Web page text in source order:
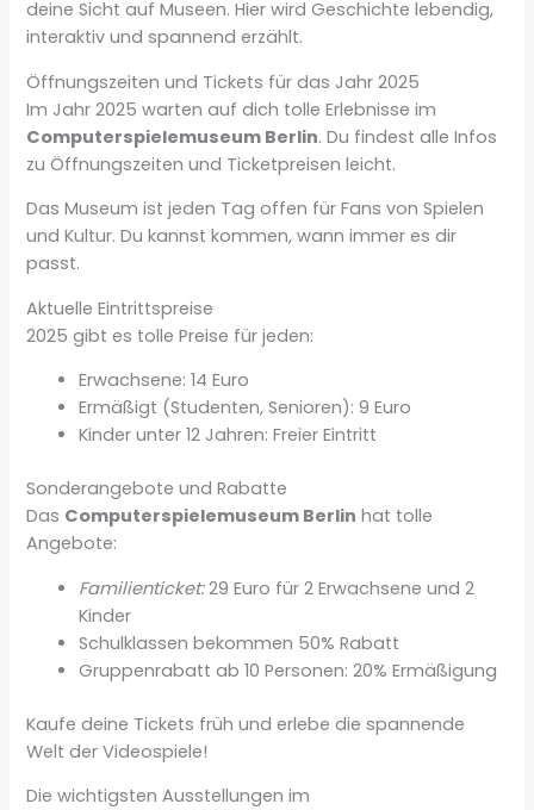
deine Sicht auf Museen. Hier wird Geschichte lebendig,
interaktiv und spannend erzählt.
Öffnungszeiten und Tickets für das Jahr 2025
Im Jahr 2025 warten auf dich tolle Erlebnisse im
Computerspielemuseum Berlin. Du findest alle Infos
zu Öffnungszeiten und Ticketpreisen leicht.
Das Museum ist jeden Tag offen für Fans von Spielen
und Kultur. Du kannst kommen, wann immer es dir
passt.
Aktuelle Eintrittspreise
2025 gibt es tolle Preise für jeden:
Erwachsene: 14 Euro
Ermäßigt (Studenten, Senioren): 9 Euro
Kinder unter 12 Jahren: Freier Eintritt
Sonderangebote und Rabatte
Das Computerspielemuseum Berlin hat tolle
Angebote:
Familienticket:29 Euro für 2 Erwachsene und 2
Kinder
Schulklassen bekommen 50% Rabatt
Gruppenrabatt ab 10 Personen: 20% Ermäßigung
Kaufe deine Tickets früh und erlebe die spannende
Welt der Videospiele!
Die wichtigsten Ausstellungen im